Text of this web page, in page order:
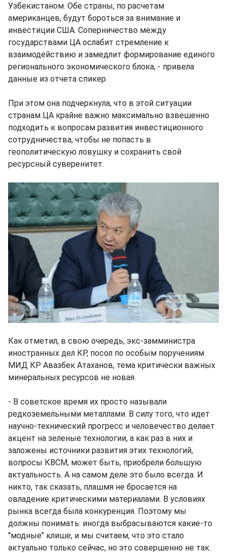
Узбекистаном. Обе страны, по расчетам
американцев, будут бороться за внимание и
инвестиции США. Соперничество между
государствами ЦА ослабит стремление к
взаимодействию и замедлит формирование единого
регионального экономического блока, - привела
данные из отчета спикер.
При этом она подчеркнула, что в этой ситуации
странам ЦА крайне важно максимально взвешенно
подходить к вопросам развития инвестиционного
сотрудничества, чтобы не попасть в
геополитическую ловушку и сохранить свой
ресурсный суверенитет.
Как отметил, в свою очередь, экс-замминистра
иностранных дел КР, посол по особым поручениям
МИД КР Авазбек Атаханов, тема критически важных
минеральных ресурсов не новая.
- В советское время их просто называли
редкоземельными металлами. В силу того, что идет
научно-технический прогресс и человечество делает
акцент на зеленые технологии, а как раз в них и
заложены источники развития этих технологий,
вопросы КВСМ, может быть, приобрели большую
актуальность. А на самом деле это было всегда. И
никто, так сказать, плашмя не бросается на
овладение критическими материалами. В условиях
рынка всегда была конкуренция. Поэтому мы
должны понимать: иногда выбрасываются какие-то
"модные" клише, и мы считаем, что это стало
актуально только сейчас, но это совершенно не так.